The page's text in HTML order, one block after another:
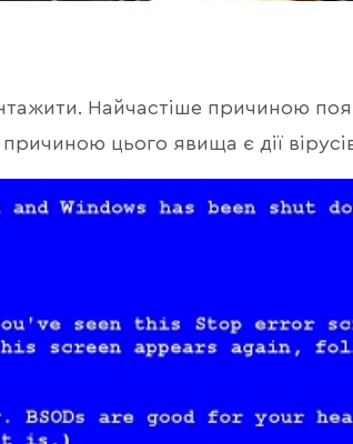
Найчастіше причиною
цього явища є дії